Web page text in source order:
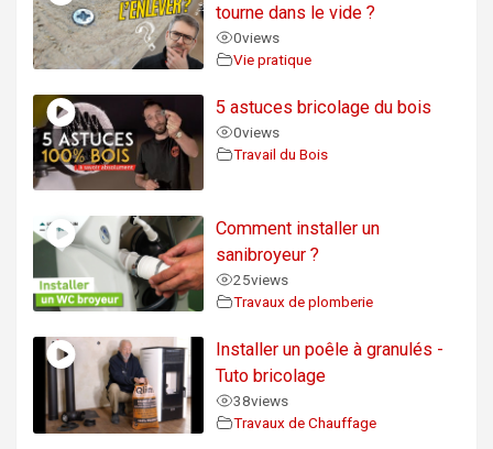
tourne dans le vide ?
0views
Vie pratique
5 astuces bricolage du bois
0views
Travail du Bois
Comment installer un
sanibroyeur ?
25views
Travaux de plomberie
Installer un poêle à granulés -
Tuto bricolage
38views
Travaux de Chauffage